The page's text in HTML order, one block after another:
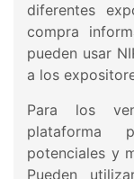
diferentes
compra
pueden usar
a los
Para los
plataforma
potenciales y
Pueden